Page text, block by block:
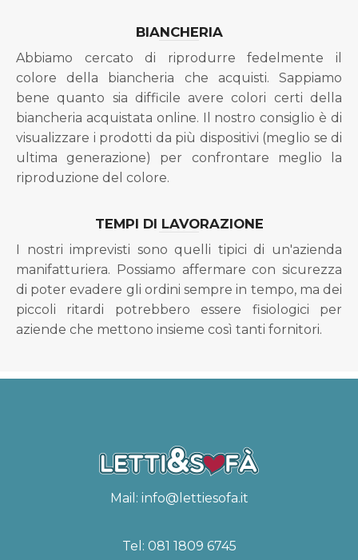
BIANCHERIA
Abbiamo cercato di riprodurre fedelmente il
colore della biancheria che acquisti. Sappiamo
bene quanto sia difficile avere colori certi della
biancheria acquistata online. Il nostro consiglio è di
visualizzare i prodotti da più dispositivi (meglio se di
ultima generazione) per confrontare meglio la
riproduzione del colore.
TEMPI DI LAVORAZIONE
I nostri imprevisti sono quelli tipici di un'azienda
manifatturiera. Possiamo affermare con sicurezza
di poter evadere gli ordini sempre in tempo, ma dei
piccoli ritardi potrebbero essere fisiologici per
aziende che mettono insieme così tanti fornitori.
Mail: info@lettiesofa.it
Tel: 081 1809 6745